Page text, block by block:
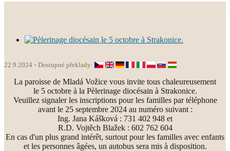
22.9.2024 Dostupné překlady:
La paroisse de Mladá Vožice vous invite tous chaleureusement
le 5 octobre à la Pèlerinage diocésain à Strakonice.
Veuillez signaler les inscriptions pour les familles par téléphone
avant le 25 septembre 2024 au numéro suivant :
Ing. Jana Kášková : 731 402 948 et
R.D. Vojtěch Blažek : 602 762 604
En cas d'un plus grand intérêt, surtout pour les familles avec enfants
et les personnes âgées, un autobus sera mis à disposition.